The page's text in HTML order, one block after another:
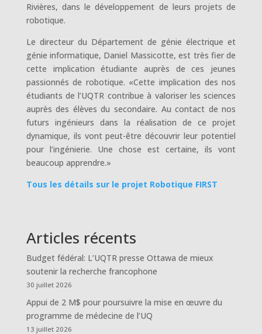
Rivières, dans le développement de leurs projets de
robotique.
Le directeur du Département de génie électrique et
génie informatique, Daniel Massicotte, est très fier de
cette implication étudiante auprès de ces jeunes
passionnés de robotique. «Cette implication des nos
étudiants de l’UQTR contribue à valoriser les sciences
auprès des élèves du secondaire. Au contact de nos
futurs ingénieurs dans la réalisation de ce projet
dynamique, ils vont peut-être découvrir leur potentiel
pour l’ingénierie. Une chose est certaine, ils vont
beaucoup apprendre.»
Tous les détails sur le projet Robotique FIRST
Articles récents
Budget fédéral: L’UQTR presse Ottawa de mieux
soutenir la recherche francophone
30 juillet 2026
Appui de 2 M$ pour poursuivre la mise en œuvre du
programme de médecine de l’UQ
13 juillet 2026